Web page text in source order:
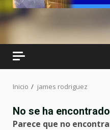
Inicio james rodriguez
No se ha
Parece que no